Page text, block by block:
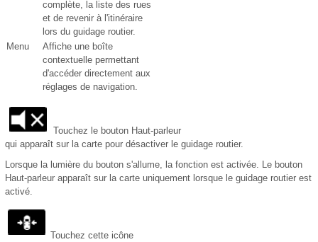
complète, la liste des rues
et de revenir à l'itinéraire
lors du guidage routier.
Menu
Affiche une boîte
contextuelle permettant
d'accéder directement aux
réglages de navigation.
Touchez le bouton Haut-parleur
qui apparaît sur la carte pour désactiver le guidage routier.
Lorsque la lumière du bouton s'allume, la fonction est activée. Le bouton
Haut-parleur apparaît sur la carte uniquement lorsque le guidage routier est
activé.
Touchez cette icône